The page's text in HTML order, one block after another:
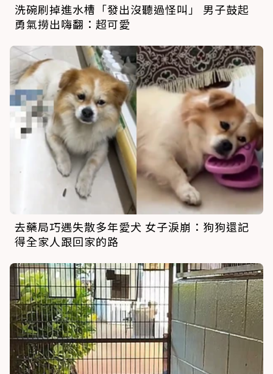
洗碗刷掉進水槽「發出沒聽過怪叫」 男子鼓起
勇氣撈出嗨翻：超可愛
去藥局巧遇失散多年愛犬 女子淚崩：狗狗還記
得全家人跟回家的路